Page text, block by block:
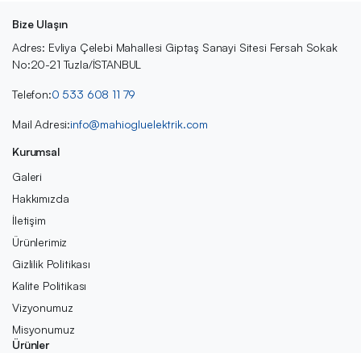
Bize Ulaşın
Adres: Evliya Çelebi Mahallesi Giptaş Sanayi Sitesi Fersah Sokak
No:20-21 Tuzla/İSTANBUL
Telefon:0 533 608 11 79
Mail Adresi:info@mahiogluelektrik.com
Kurumsal
Galeri
Hakkımızda
İletişim
Ürünlerimiz
Gizlilik Politikası
Kalite Politikası
Vizyonumuz
Misyonumuz
Ürünler